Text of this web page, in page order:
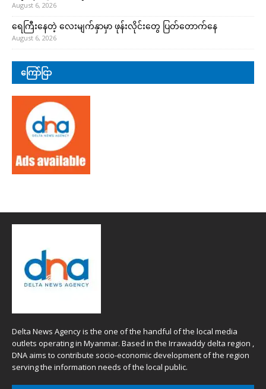
August 6, 2026
ရေကြီးနေတဲ့ လေးမျက်နှာမှာ ဖုန်းလိုင်းတွေ ပြတ်တောက်နေ
August 6, 2026
ကြော်ငြာ
Delta News Agency is the one of the handful of the local media
outlets operating in Myanmar. Based in the Irrawaddy delta region ,
DNA aims to contribute socio-economic development of the region
serving the information needs of the local public.